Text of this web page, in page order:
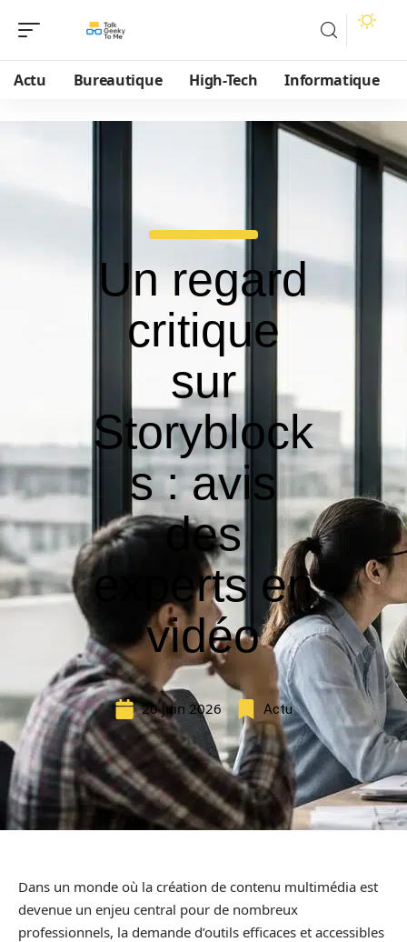
Actu Bureautique High-Tech Informatique
Un regard
critique
sur
Storyblock
s : avis
des
experts en
vidéo
20 juin 2026 Actu
Dans un monde où la création de contenu multimédia est
devenue un enjeu central pour de nombreux
professionnels, la demande d’outils efficaces et accessibles